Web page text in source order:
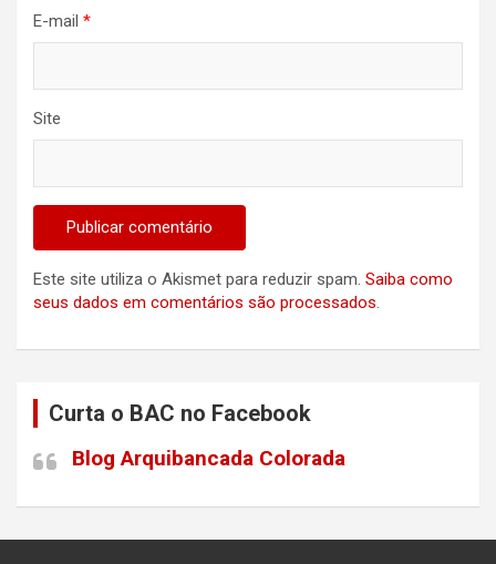
E-mail *
Site
Este site utiliza o Akismet para reduzir spam. Saiba como
seus dados em comentários são processados.
Curta o BAC no Facebook
Blog Arquibancada Colorada